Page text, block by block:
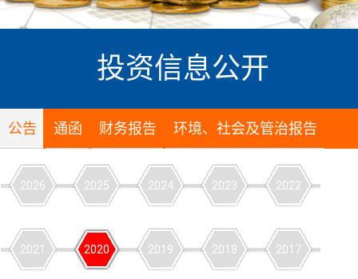
投资信息公开
公告 通函 财务报告 环境、社会及管治报告
2026 2025 2024 2023 2022
2021 2020 2019 2018 2017